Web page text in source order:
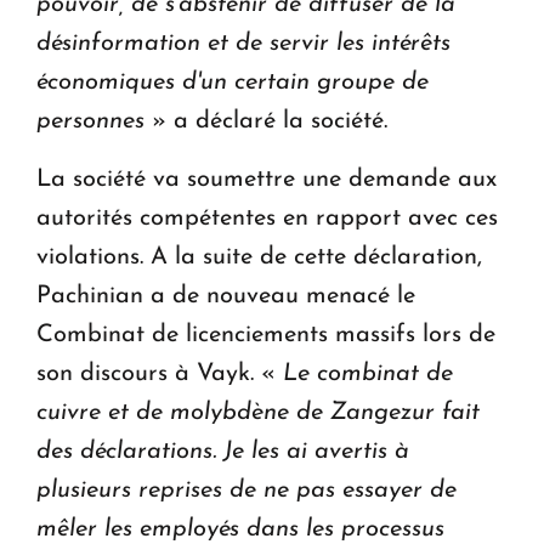
désinformation et de servir les intérêts
économiques d'un certain groupe de
personnes » a déclaré la société.
La société va soumettre une demande aux
autorités compétentes en rapport avec ces
violations. A la suite de cette déclaration,
Pachinian a de nouveau menacé le
Combinat de licenciements massifs lors de
son discours à Vayk. « Le combinat de
cuivre et de molybdène de Zangezur fait
des déclarations. Je les ai avertis à
plusieurs reprises de ne pas essayer de
mêler les employés dans les processus